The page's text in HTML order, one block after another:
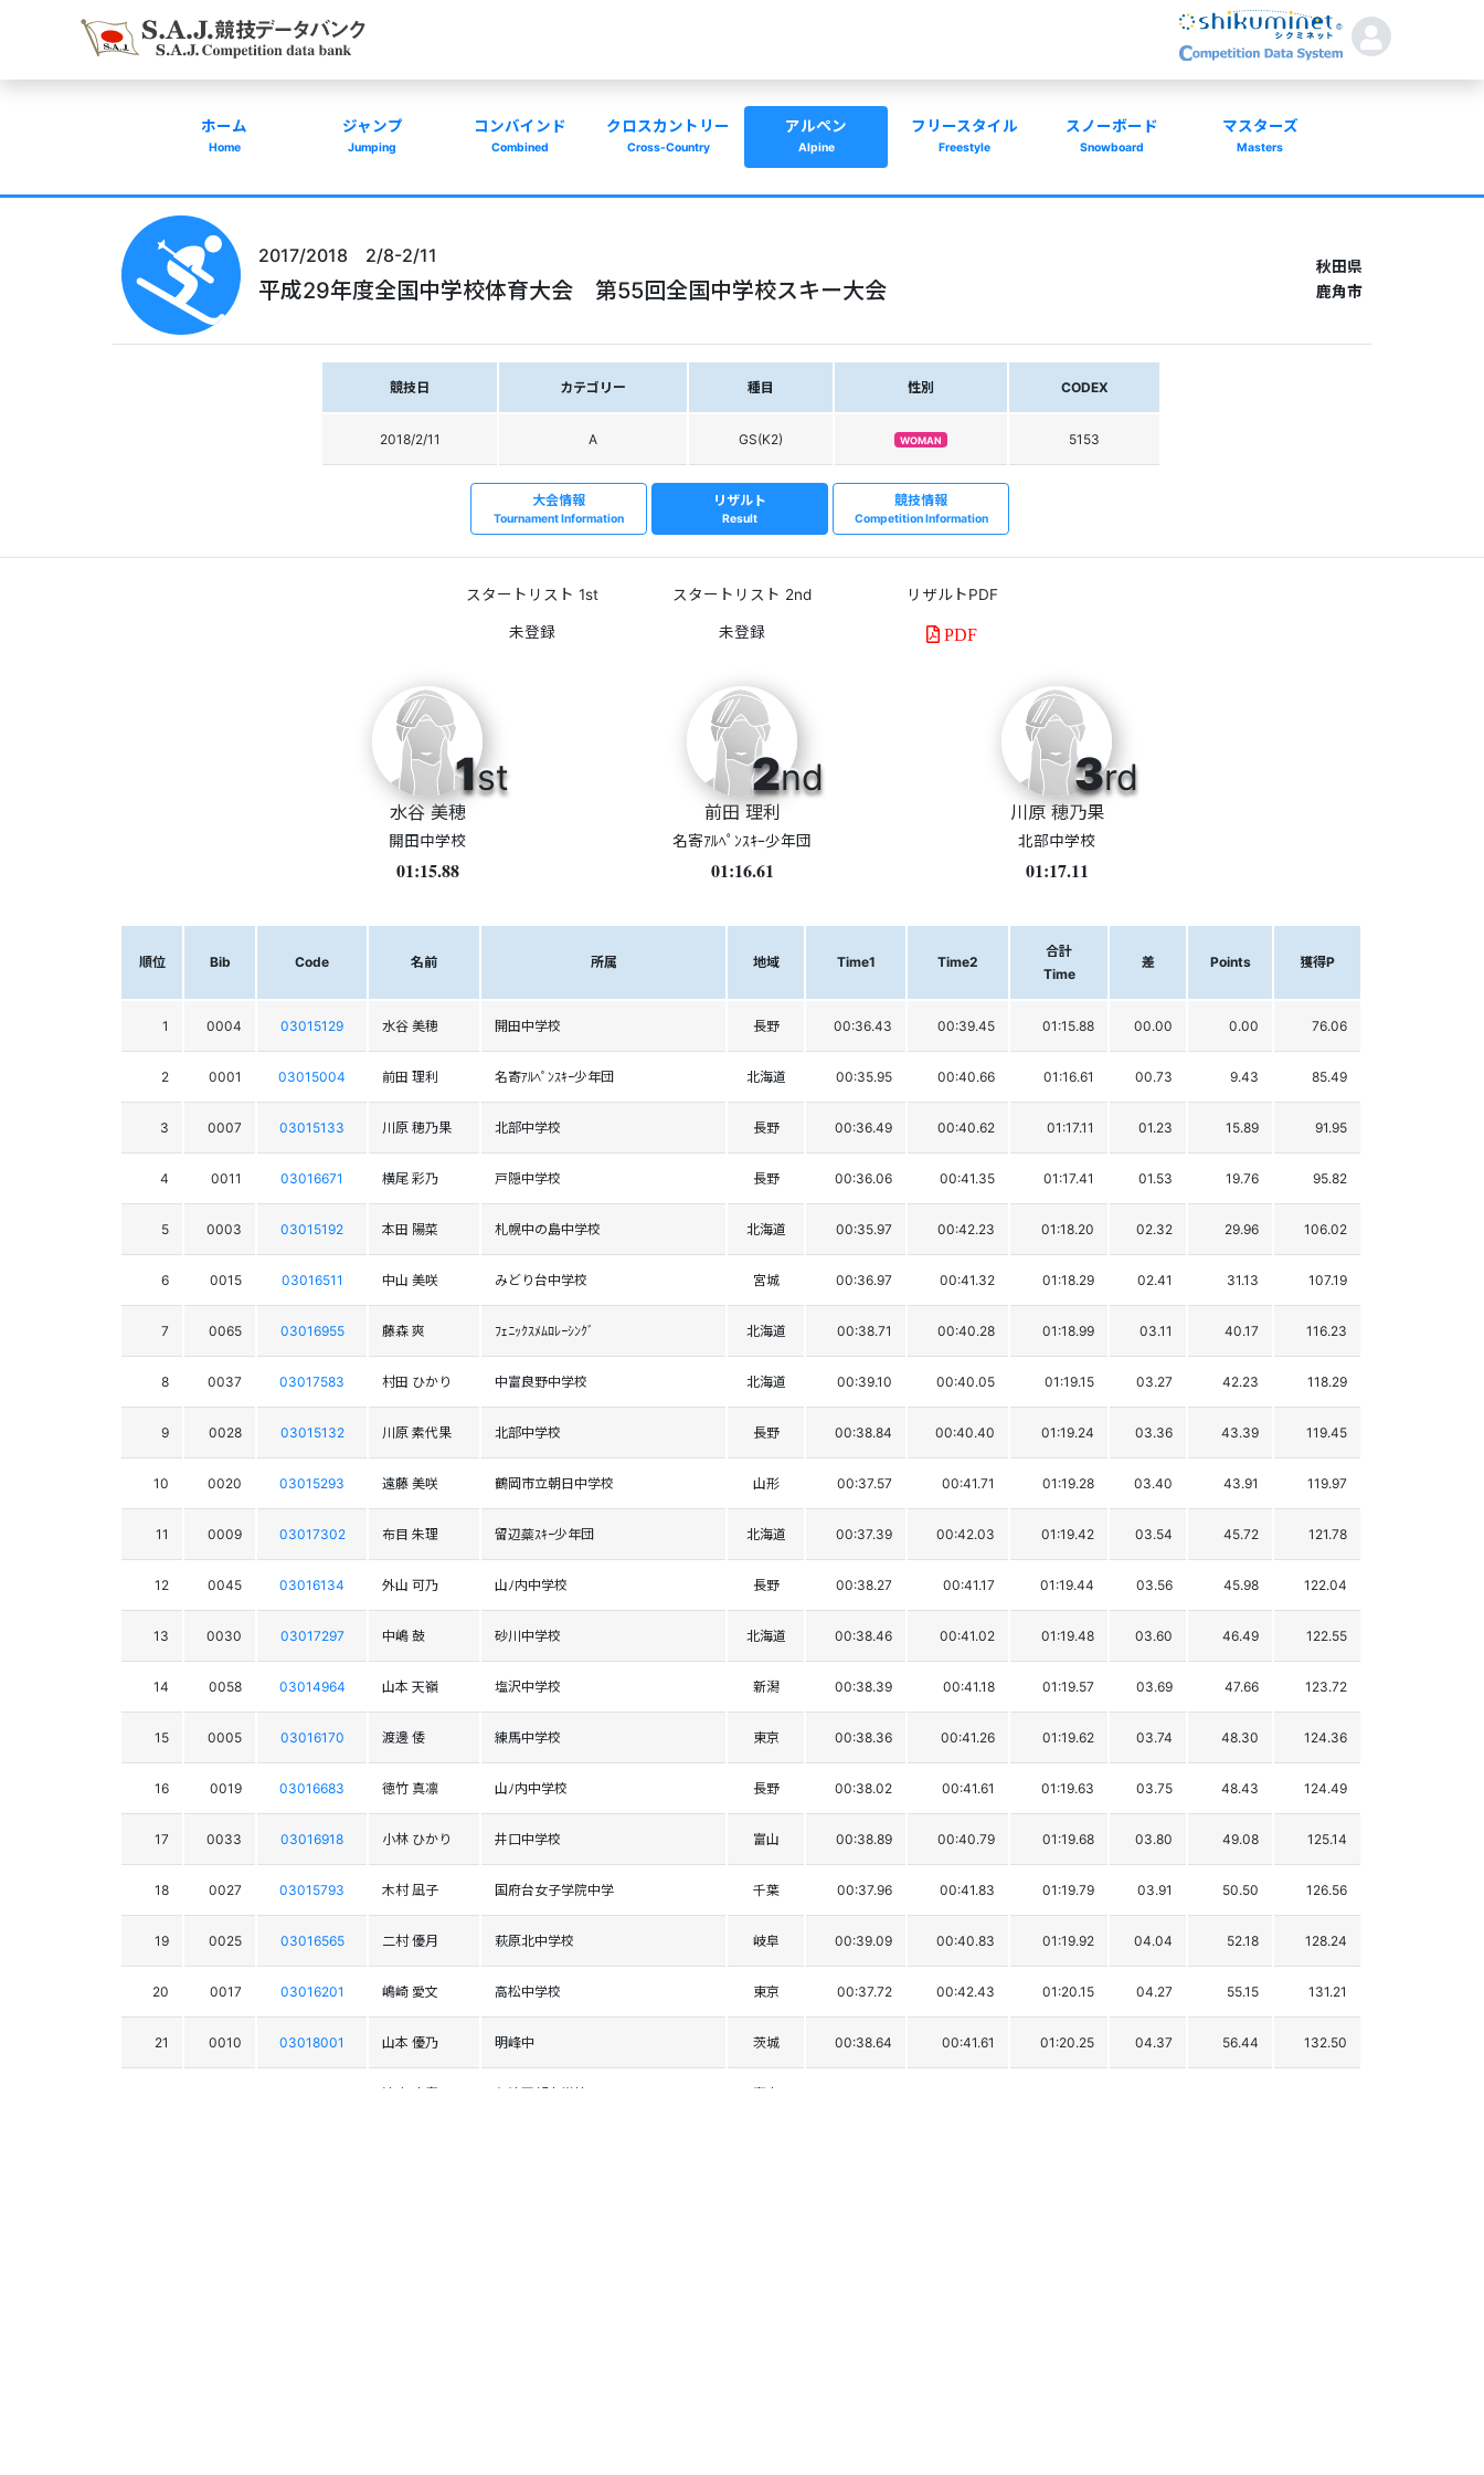
ホーム
Home
ジャンプ
Jumping
コンバインド
Combined
クロスカントリー
Cross-Country
アルペン
Alpine
フリースタイル
Freestyle
スノーボード
Snowboard
マスターズ
Masters
2017/2018 2/8-2/11
平成29年度全国中学校体育大会 第55回全国中学校スキー大会
秋田県
鹿角市
競技日 カテゴリー 種目 性別 CODEX
2018/2/11 A GS(K2) WOMAN 5153
大会情報
Tournament Information
リザルト
Result
競技情報
Competition Information
スタートリスト 1st スタートリスト 2nd リザルトPDF
PDF
1st
水谷 美穂
開田中学校
01:15.88
2nd
前田 理利
名寄ｱﾙﾍﾟﾝｽｷｰ少年団
01:16.61
3rd
川原 穂乃果
北部中学校
01:17.11
順位 Bib Code 名前 所属 地域 Time1 Time2
合計
Time
差 Points 獲得P
1 0004 03015129 水谷 美穂 開田中学校 長野 00:36.43 00:39.45 01:15.88 00.00 0.00 76.06
2 0001 03015004 前田 理利 名寄ｱﾙﾍﾟﾝｽｷｰ少年団 北海道 00:35.95 00:40.66 01:16.61 00.73 9.43 85.49
3 0007 03015133 川原 穂乃果 北部中学校 長野 00:36.49 00:40.62 01:17.11 01.23 15.89 91.95
4 0011 03016671 横尾 彩乃 戸隠中学校 長野 00:36.06 00:41.35 01:17.41 01.53 19.76 95.82
5 0003 03015192 本田 陽菜 札幌中の島中学校 北海道 00:35.97 00:42.23 01:18.20 02.32 29.96 106.02
6 0015 03016511 中山 美咲 みどり台中学校 宮城 00:36.97 00:41.32 01:18.29 02.41 31.13 107.19
7 0065 03016955 藤森 爽 ﾌｪﾆｯｸｽﾒﾑﾛﾚｰｼﾝｸﾞ 北海道 00:38.71 00:40.28 01:18.99 03.11 40.17 116.23
8 0037 03017583 村田 ひかり 中富良野中学校 北海道 00:39.10 00:40.05 01:19.15 03.27 42.23 118.29
9 0028 03015132 川原 素代果 北部中学校 長野 00:38.84 00:40.40 01:19.24 03.36 43.39 119.45
10 0020 03015293 遠藤 美咲 鶴岡市立朝日中学校 山形 00:37.57 00:41.71 01:19.28 03.40 43.91 119.97
11 0009 03017302 布目 朱理 留辺蘂ｽｷｰ少年団 北海道 00:37.39 00:42.03 01:19.42 03.54 45.72 121.78
12 0045 03016134 外山 可乃 山ﾉ内中学校 長野 00:38.27 00:41.17 01:19.44 03.56 45.98 122.04
13 0030 03017297 中嶋 鼓 砂川中学校 北海道 00:38.46 00:41.02 01:19.48 03.60 46.49 122.55
14 0058 03014964 山本 天嶺 塩沢中学校 新潟 00:38.39 00:41.18 01:19.57 03.69 47.66 123.72
15 0005 03016170 渡邊 倭 練馬中学校 東京 00:38.36 00:41.26 01:19.62 03.74 48.30 124.36
16 0019 03016683 徳竹 真凛 山ﾉ内中学校 長野 00:38.02 00:41.61 01:19.63 03.75 48.43 124.49
17 0033 03016918 小林 ひかり 井口中学校 富山 00:38.89 00:40.79 01:19.68 03.80 49.08 125.14
18 0027 03015793 木村 凪子 国府台女子学院中学 千葉 00:37.96 00:41.83 01:19.79 03.91 50.50 126.56
19 0025 03016565 二村 優月 萩原北中学校 岐阜 00:39.09 00:40.83 01:19.92 04.04 52.18 128.24
20 0017 03016201 嶋崎 愛文 高松中学校 東京 00:37.72 00:42.43 01:20.15 04.27 55.15 131.21
21 0010 03018001 山本 優乃 明峰中 茨城 00:38.64 00:41.61 01:20.25 04.37 56.44 132.50
清水 小春 魚津西部中学校 富山